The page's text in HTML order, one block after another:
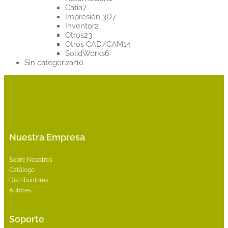
Catia77
productos
Impresión 3D77
Inventor2
Otros2323
productos
Otros CAD/CAM1414
SolidWorks66
Sin categorizar1010
Nuestra Empresa
Sobre Nosotros
Catálogo
Distribuidores
Autores
Soporte